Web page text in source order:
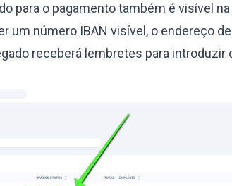
para o pagamento também é visível
um número IBAN visível, o endereço
receberá lembretes para introduzir